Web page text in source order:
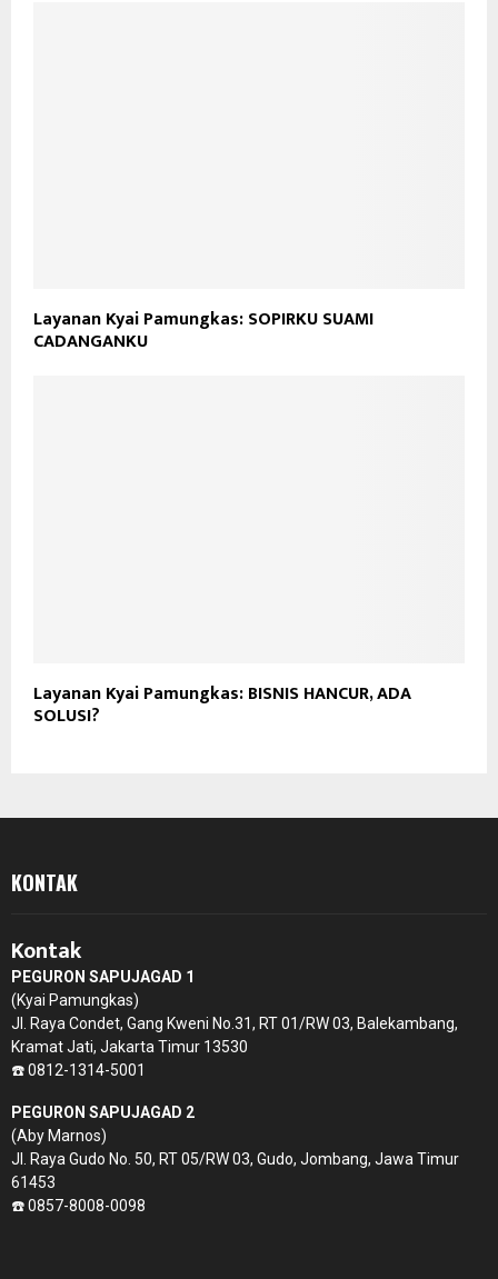
Layanan Kyai Pamungkas: SOPIRKU SUAMI
CADANGANKU
Layanan Kyai Pamungkas: BISNIS HANCUR, ADA
SOLUSI?
KONTAK
Kontak
PEGURON SAPUJAGAD 1
(Kyai Pamungkas)
Jl. Raya Condet, Gang Kweni No.31, RT 01/RW 03, Balekambang,
Kramat Jati, Jakarta Timur 13530
☎️ 0812-1314-5001
PEGURON SAPUJAGAD 2
(Aby Marnos)
Jl. Raya Gudo No. 50, RT 05/RW 03, Gudo, Jombang, Jawa Timur
61453
☎️ 0857-8008-0098